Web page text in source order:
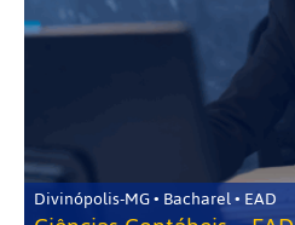
Divinópolis-MG • Bacharel • EAD